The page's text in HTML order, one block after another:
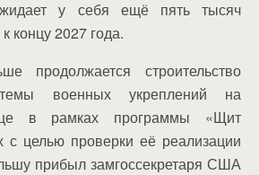
у себя ещё пять тысяч
концу 2027 года.
продолжается строительство
военных укреплений на
в рамках программы «Щит
с целью проверки её реализации
прибыл замгоссекретаря США